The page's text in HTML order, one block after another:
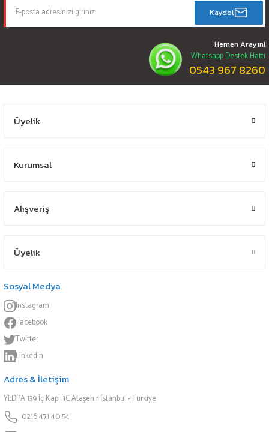
Kaydol
Hemen Arayın!
Whatsapp Destek Hattı
0543 967 8260
Üyelik
Kurumsal
Alışveriş
Üyelik
Sosyal Medya
Instagram
Facebook
Twitter
Linkedin
Adres & İletişim
YEDPA 139 İç Kapı: 1C Ataşehir İstanbul - Türkiye
0216 471 40 54